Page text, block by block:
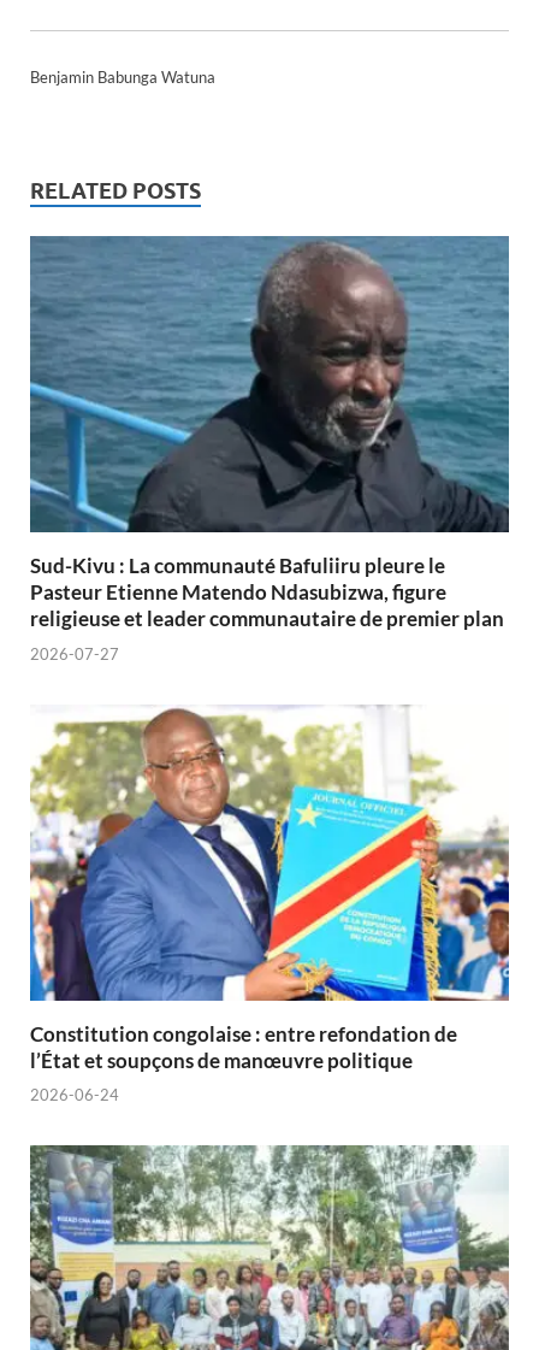
Benjamin Babunga Watuna
RELATED POSTS
Sud-Kivu : La communauté Bafuliiru pleure le
Pasteur Etienne Matendo Ndasubizwa, figure
religieuse et leader communautaire de premier plan
2026-07-27
Constitution congolaise : entre refondation de
l’État et soupçons de manœuvre politique
2026-06-24